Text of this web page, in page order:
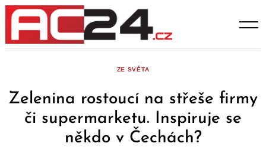
Skip
content
ZE SVĚTA
Zelenina rostoucí na střeše firmy
či supermarketu. Inspiruje se
někdo v Čechách?